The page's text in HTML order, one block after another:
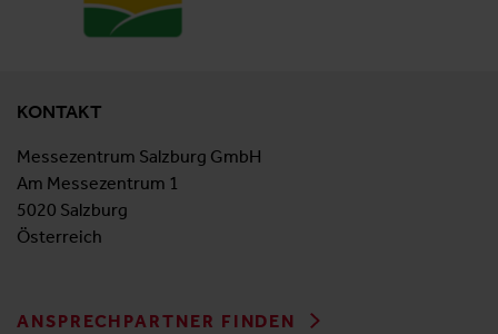
KONTAKT
Messezentrum Salzburg GmbH
Am Messezentrum 1
5020 Salzburg
Österreich
ANSPRECHPARTNER FINDEN